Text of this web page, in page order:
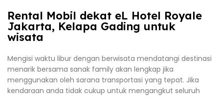
Rental Mobil dekat eL Hotel Royale
Jakarta, Kelapa Gading untuk
wisata
Mengisi waktu libur dengan berwisata mendatangi destinasi
menarik bersama sanak family akan lengkap jika
menggunakan oleh sarana transportasi yang tepat. Jika
kendaraan anda tidak cukup untuk mengangkut seluruh